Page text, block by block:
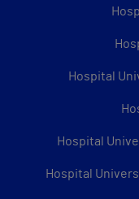
Hospital
Hospital
Hospital